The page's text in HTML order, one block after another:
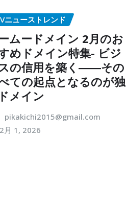
ニューストレンド
ムードメイン 2月のお
めドメイン特集- ビジ
の信用を築く――その
ての起点となるのが独
メイン
pikakichi2015@gmail.com
2月 1, 2026